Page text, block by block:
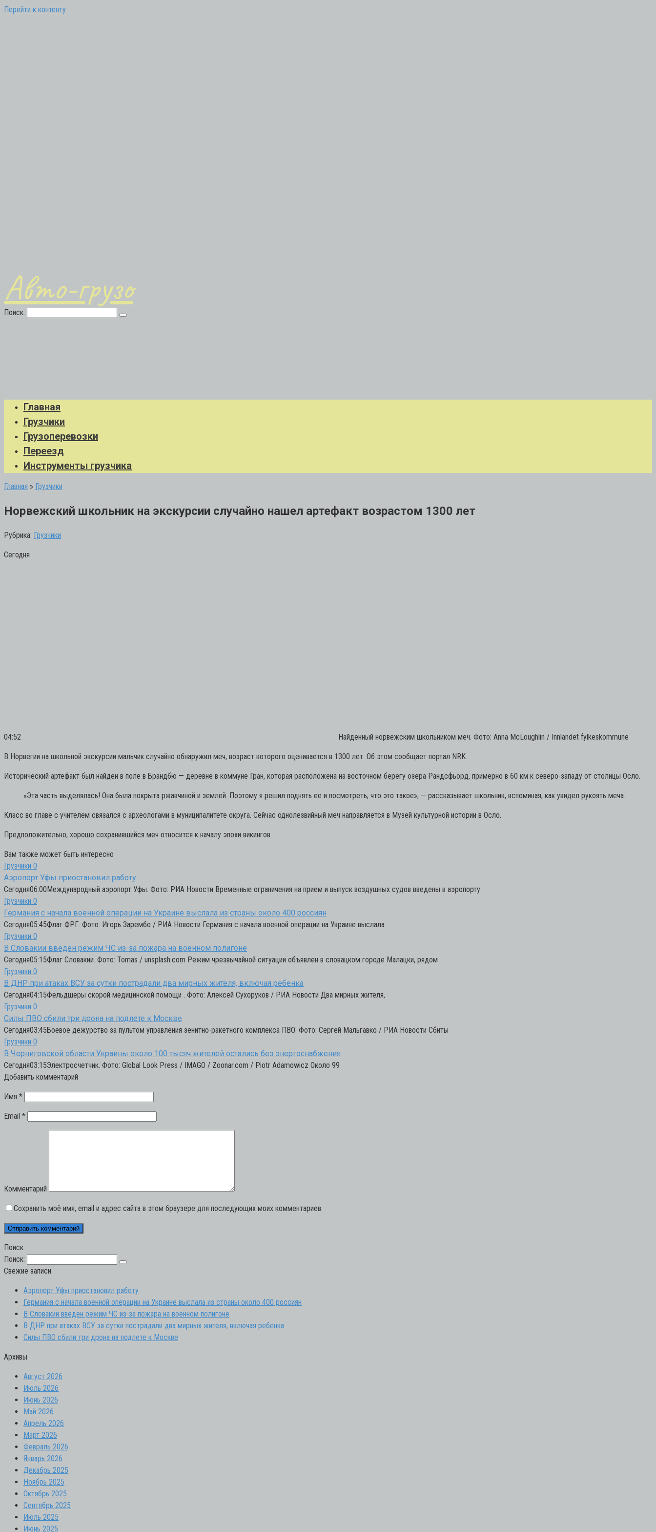
Перейти к контенту
Авто-грузо
Поиск:
Главная
Грузчики
Грузоперевозки
Переезд
Инструменты грузчика
Главная » Грузчики
Норвежский школьник на экскурсии случайно нашел артефакт возрастом 1300 лет
Рубрика: Грузчики
Сегодня
04:52 Найденный норвежским школьником меч. Фото: Anna McLoughlin / Innlandet fylkeskommune
В Норвегии на школьной экскурсии мальчик случайно обнаружил меч, возраст которого оценивается в 1300 лет. Об этом сообщает портал NRK.
Исторический артефакт был найден в поле в Брандбю — деревне в коммуне Гран, которая расположена на восточном берегу озера Рандсфьорд, примерно в 60 км к северо-западу от столицы Осло.
«Эта часть выделялась! Она была покрыта ржавчиной и землей. Поэтому я решил поднять ее и посмотреть, что это такое», — рассказывает школьник, вспоминая, как увидел рукоять меча.
Класс во главе с учителем связался с археологами в муниципалитете округа. Сейчас однолезвийный меч направляется в Музей культурной истории в Осло.
Предположительно, хорошо сохранившийся меч относится к началу эпохи викингов.
Вам также может быть интересно
Грузчики 0
Аэропорт Уфы приостановил работу
Сегодня06:00Международный аэропорт Уфы. Фото: РИА Новости Временные ограничения на прием и выпуск воздушных судов введены в аэропорту
Грузчики 0
Германия с начала военной операции на Украине выслала из страны около 400 россиян
Сегодня05:45Флаг ФРГ. Фото: Игорь Зарембо / РИА Новости Германия с начала военной операции на Украине выслала
Грузчики 0
В Словакии введен режим ЧС из-за пожара на военном полигоне
Сегодня05:15Флаг Словакии. Фото: Tomas / unsplash.com Режим чрезвычайной ситуации объявлен в словацком городе Малацки, рядом
Грузчики 0
В ДНР при атаках ВСУ за сутки пострадали два мирных жителя, включая ребенка
Сегодня04:15Фельдшеры скорой медицинской помощи . Фото: Алексей Сухоруков / РИА Новости Два мирных жителя,
Грузчики 0
Силы ПВО сбили три дрона на подлете к Москве
Сегодня03:45Боевое дежурство за пультом управления зенитно-ракетного комплекса ПВО. Фото: Сергей Мальгавко / РИА Новости Сбиты
Грузчики 0
В Черниговской области Украины около 100 тысяч жителей остались без энергоснабжения
Сегодня03:15Электросчетчик. Фото: Global Look Press / IMAGO / Zoonar.com / Piotr Adamowicz Около 99
Добавить комментарий
Имя *
Email *
Комментарий
Сохранить моё имя, email и адрес сайта в этом браузере для последующих моих комментариев.
Поиск
Поиск:
Свежие записи
Аэропорт Уфы приостановил работу
Германия с начала военной операции на Украине выслала из страны около 400 россиян
В Словакии введен режим ЧС из-за пожара на военном полигоне
В ДНР при атаках ВСУ за сутки пострадали два мирных жителя, включая ребенка
Силы ПВО сбили три дрона на подлете к Москве
Архивы
Август 2026
Июль 2026
Июнь 2026
Май 2026
Апрель 2026
Март 2026
Февраль 2026
Январь 2026
Декабрь 2025
Ноябрь 2025
Октябрь 2025
Сентябрь 2025
Июль 2025
Июнь 2025